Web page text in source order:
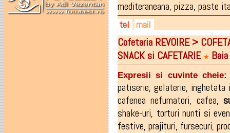
mediteraneana, pizza, paste
tel
0742-946.348
0725-446.101
0744-363.665
0362-405.801
mail
afaceribaiamare@yahoo.com
Cofetaria REVOIRE >
SNACK si CAFETARIE ★
Expresii si cuvinte cheie:
patiserie, gelaterie, inghetata
cafenea nefumatori, cafea,
shake-uri, torturi nunti si
festive, prajituri, fursecuri,